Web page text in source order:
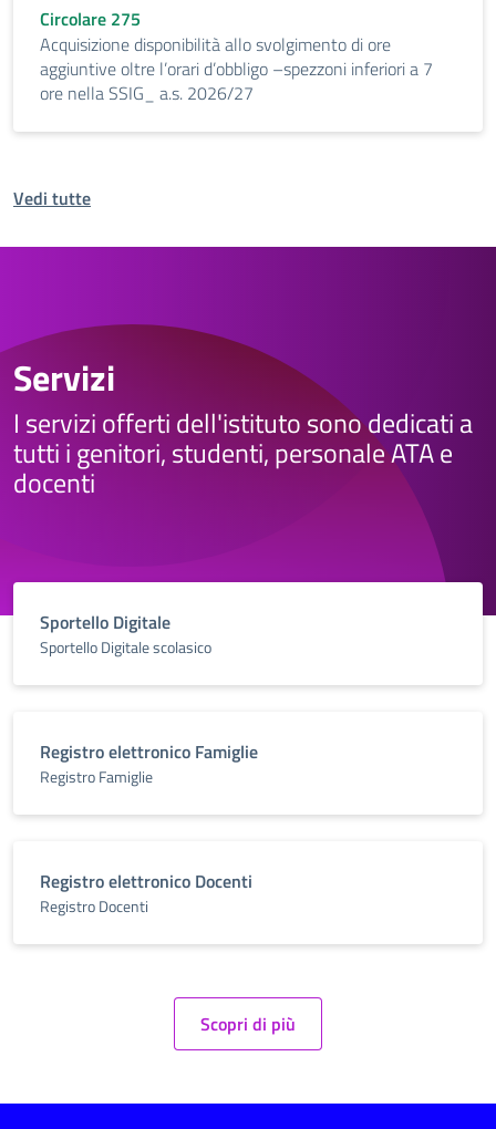
Circolare 275
Acquisizione disponibilità allo svolgimento di ore
aggiuntive oltre l’orari d’obbligo –spezzoni inferiori a 7
ore nella SSIG_ a.s. 2026/27
Vedi tutte
Servizi
I servizi offerti dell'istituto sono dedicati a
tutti i genitori, studenti, personale ATA e
docenti
Sportello Digitale
Sportello Digitale scolasico
Registro elettronico Famiglie
Registro Famiglie
Registro elettronico Docenti
Registro Docenti
Scopri di più